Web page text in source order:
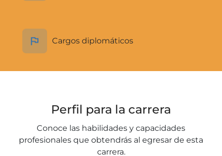
Cargos diplomáticos
Perfil para la carrera
Conoce las habilidades y capacidades
profesionales que obtendrás al egresar de esta
carrera.